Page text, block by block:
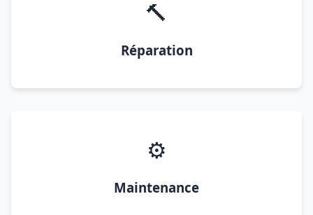
🔨
Réparation
⚙️
Maintenance